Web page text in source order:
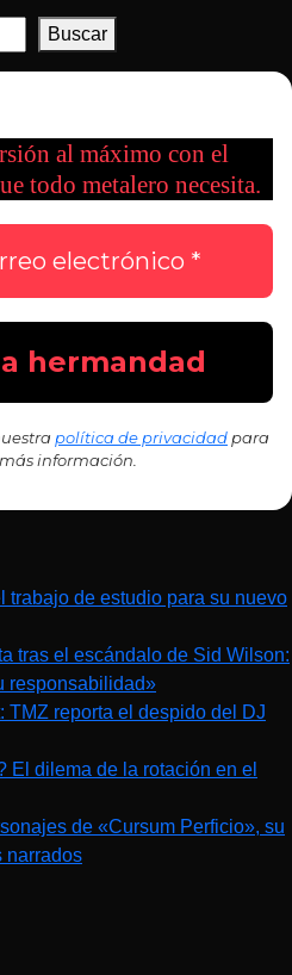
Buscar
al máximo con el
todo metalero necesita.
política de privacidad para
información.
trabajo de estudio para su nuevo
tras el escándalo de Sid Wilson:
responsabilidad»
TMZ reporta el despido del DJ
El dilema de la rotación en el
de «Cursum Perficio», su
narrados